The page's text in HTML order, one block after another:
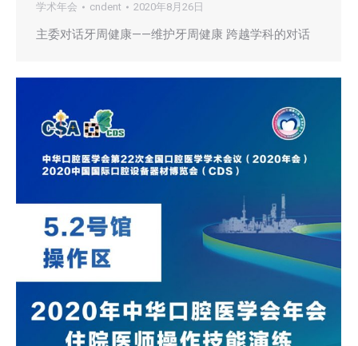
学术年会 cndent 2020年8月26日
主委对话牙周健康——维护牙周健康 跨越学科的对话